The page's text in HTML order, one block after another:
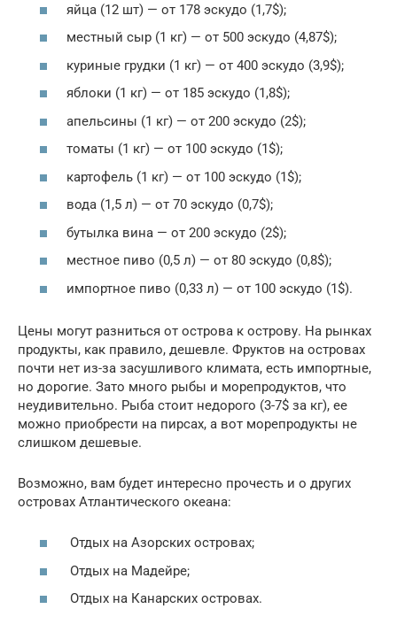
яйца (12 шт) — от 178 эскудо (1,7$);
местный сыр (1 кг) — от 500 эскудо (4,87$);
куриные грудки (1 кг) — от 400 эскудо (3,9$);
яблоки (1 кг) — от 185 эскудо (1,8$);
апельсины (1 кг) — от 200 эскудо (2$);
томаты (1 кг) — от 100 эскудо (1$);
картофель (1 кг) — от 100 эскудо (1$);
вода (1,5 л) — от 70 эскудо (0,7$);
бутылка вина — от 200 эскудо (2$);
местное пиво (0,5 л) — от 80 эскудо (0,8$);
импортное пиво (0,33 л) — от 100 эскудо (1$).
Цены могут разниться от острова к острову. На рынках
продукты, как правило, дешевле. Фруктов на островах
почти нет из-за засушливого климата, есть импортные,
но дорогие. Зато много рыбы и морепродуктов, что
неудивительно. Рыба стоит недорого (3-7$ за кг), ее
можно приобрести на пирсах, а вот морепродукты не
слишком дешевые.
Возможно, вам будет интересно прочесть и о других
островах Атлантического океана:
Отдых на Азорских островах;
Отдых на Мадейре;
Отдых на Канарских островах.